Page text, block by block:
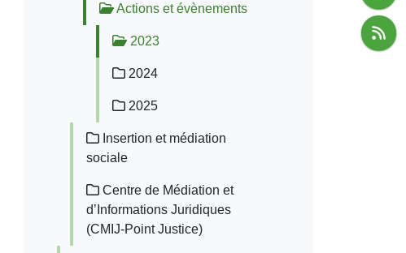
Actions et évènements
2023
2024
2025
Insertion et médiation
sociale
Centre de Médiation et
d’Informations Juridiques
(CMIJ-Point Justice)